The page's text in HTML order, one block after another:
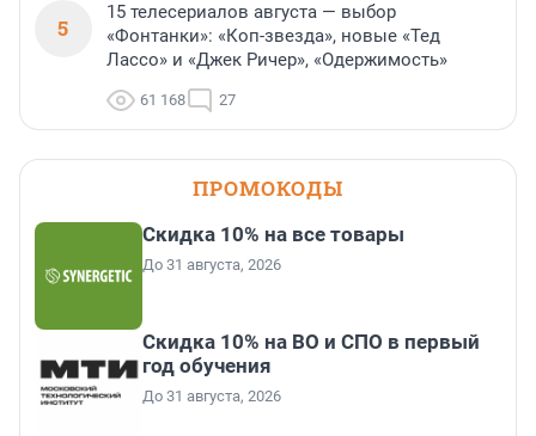
5
15 телесериалов августа — выбор
«Фонтанки»: «Коп-звезда», новые «Тед
Лассо» и «Джек Ричер», «Одержимость»
61 168 27
ПРОМОКОДЫ
Скидка 10% на все товары
До 31 августа, 2026
Скидка 10% на ВО и СПО в первый
год обучения
До 31 августа, 2026